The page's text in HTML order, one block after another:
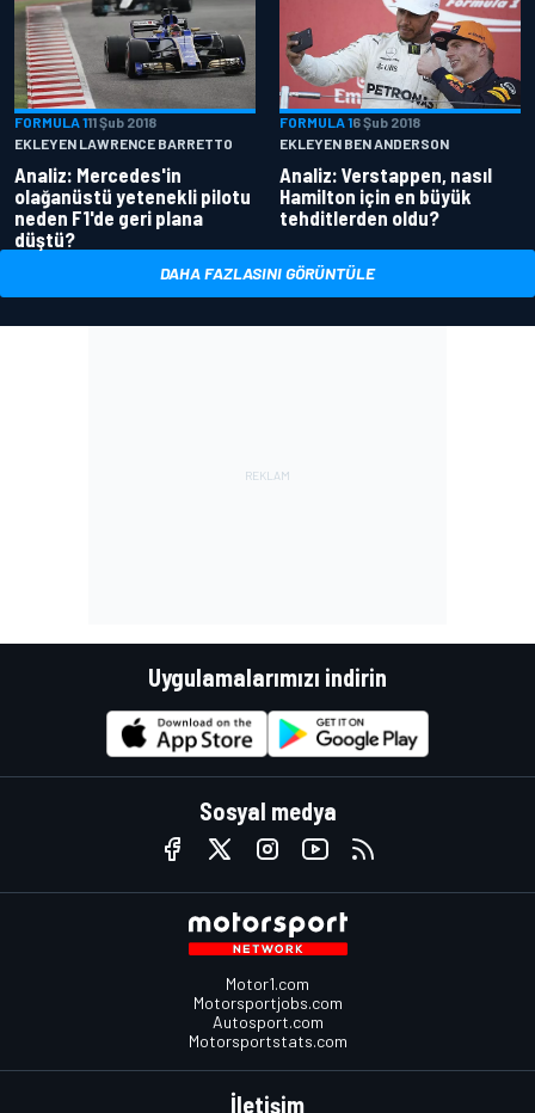
FORMULA 111 Şub 2018
EKLEYEN LAWRENCE BARRETTO
Analiz: Mercedes'in
olağanüstü yetenekli pilotu
neden F1'de geri plana
düştü?
FORMULA 16 Şub 2018
EKLEYEN BEN ANDERSON
Analiz: Verstappen, nasıl
Hamilton için en büyük
tehditlerden oldu?
DAHA FAZLASINI GÖRÜNTÜLE
Uygulamalarımızı indirin
Sosyal medya
Motor1.com
Motorsportjobs.com
Autosport.com
Motorsportstats.com
İletişim